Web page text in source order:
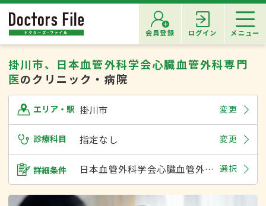
会員登録 ログイン メニュー
掛川市、日本血管外科学会心臓血管外科専門
医のクリニック・病院
エリア・駅 掛川市 変更
診療科目 指定なし 変更
詳細条件 日本血管外科学会心臓血管外科専門医 選択